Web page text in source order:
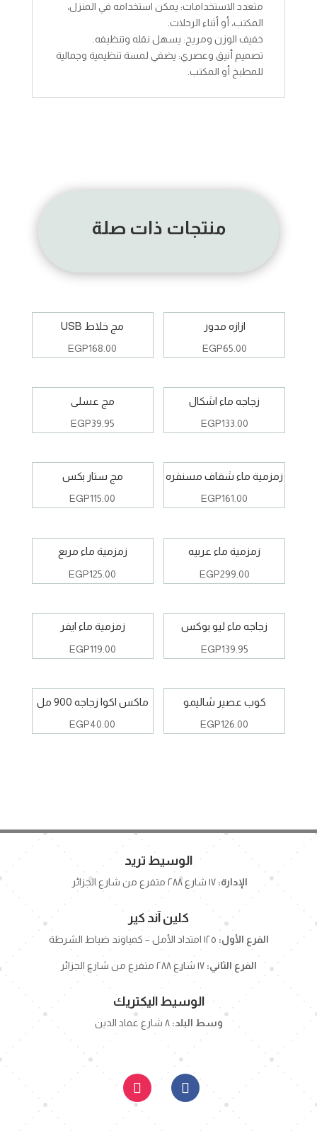
متعدد الاستخدامات: يمكن استخدامه في المنزل،
المكتب، أو أثناء الرحلات.
خفيف الوزن ومريح: يسهل نقله وتنظيفه.
تصميم أنيق وعصري: يضفي لمسة تنظيمية وجمالية
للمطبخ أو المكتب.
منتجات ذات صلة
ازازه مدور
EGP65.00
مج خلاط USB
EGP168.00
زجاجه ماء اشكال
EGP133.00
مج عسلى
EGP39.95
زمزمية ماء شفاف مسنفره
EGP161.00
مج ستار بكس
EGP115.00
زمزمية ماء عربيه
EGP299.00
زمزمية ماء مربع
EGP125.00
زجاجه ماء ليو بوكس
EGP139.95
زمزمية ماء ايفر
EGP119.00
كوب عصير شاليمو
EGP126.00
ماكس اكوا زجاجه 900 مل
EGP40.00
الوسيط تريد
الإدارة:
كلين آند كير
الفرع الأول:
الفرع الثاني:
الوسيط اليكتريك
وسط البلد: ٨ شارع عماد الدين